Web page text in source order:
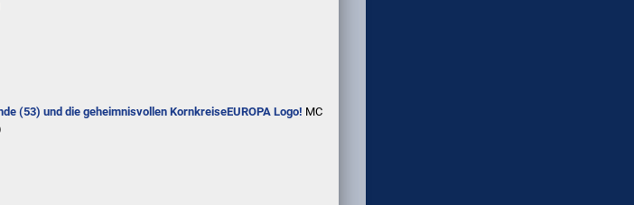
(53) und die geheimnisvollen KornkreiseEUROPA Logo! MC